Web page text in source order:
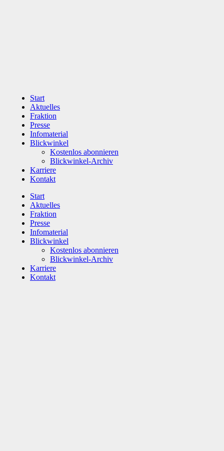
Start
Aktuelles
Fraktion
Presse
Infomaterial
Blickwinkel
Kostenlos abonnieren
Blickwinkel-Archiv
Karriere
Kontakt
Start
Aktuelles
Fraktion
Presse
Infomaterial
Blickwinkel
Kostenlos abonnieren
Blickwinkel-Archiv
Karriere
Kontakt